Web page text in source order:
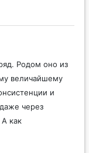
Родом оно из
величайшему
и
через
как